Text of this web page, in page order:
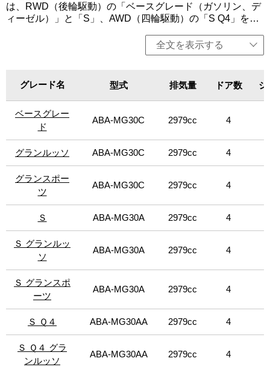
は、RWD（後輪駆動）の「ベースグレード（ガソリン、デ
ィーゼル）」と「S」、AWD（四輪駆動）の「S Q4」を設
グレード（ディーゼル）」を除く）を用意。いずれも3L V6
ターボエンジンを搭載し、8速オートマチックトランスミッ
パクトでスポーティーでありながら、パワフルなパフォー
マンスを実現。卓越した性能、操縦性、豪華さ、そして革
新的なイタリアンデザインを採用する。エンジンは、排出
ガス低減や燃費向上が見込まれる「スタート＆ストップ機
能」を全グレードに標準装備。今回、新デザインのシフト
レバーを導入。この新しいシフトレバーは、直感的な操作
ができるようになっただけでなく、ストロークを短縮する
左に移動させるだけで、オートマチックモードからマニュ
アルモードに切り替わる。さらに、Pボタンを新たに設定し
たことで、容易にパーキングモードにシフトできるように
ル、フルグレイン・ピエノ・フィオーレナチュラル・レザ
ドライトを「グランルッソ」と「グランスポーツ」に標準
装備した。「ベースグレード」、「S」は左右、「ベースグ
レード（ディーゼルエンジン）」は右ハンドル、「S Q4」
は左ハンドルの設定。
全文を表示する
グレード名
ベースグレー
ド
グランルッソ
グランスポー
ツ
Ｓ
Ｓ グランルッ
ソ
Ｓ グランスポ
ーツ
Ｓ Ｑ４
Ｓ Ｑ４ グラ
ンルッソ
グレード名 型式 排気量 ドア数 シ
ベースグレー
ド
ABA-MG30C 2979cc 4
グランルッソ ABA-MG30C 2979cc 4
グランスポー
ツ
ABA-MG30C 2979cc 4
Ｓ ABA-MG30A 2979cc 4
Ｓ グランルッ
ソ
ABA-MG30A 2979cc 4
Ｓ グランスポ
ーツ
ABA-MG30A 2979cc 4
Ｓ Ｑ４ ABA-MG30AA 2979cc 4
Ｓ Ｑ４ グラ
ンルッソ
ABA-MG30AA 2979cc 4